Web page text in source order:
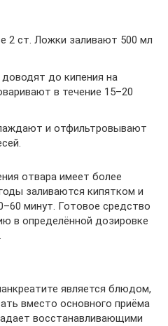
2 ст. Ложки заливают 500 мл
до кипения на
в течение 15–20
и отфильтровывают
отвара имеет более
заливаются кипятком и
минут. Готовое средство
в определённой дозировке
является блюдом,
вместо основного приёма
восстанавливающими